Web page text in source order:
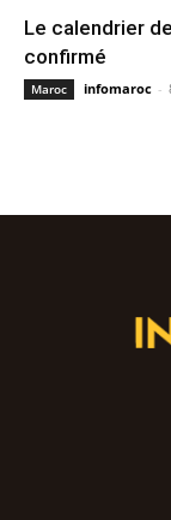
Le calendrier
confirmé
Maroc infomaroc -